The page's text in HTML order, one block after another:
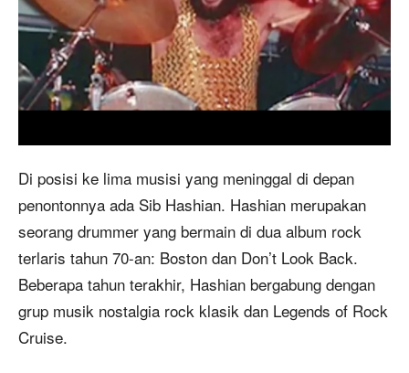
Di posisi ke lima musisi yang meninggal di depan
penontonnya ada Sib Hashian. Hashian merupakan
seorang drummer yang bermain di dua album rock
terlaris tahun 70-an: Boston dan Don’t Look Back.
Beberapa tahun terakhir, Hashian bergabung dengan
grup musik nostalgia rock klasik dan Legends of Rock
Cruise.